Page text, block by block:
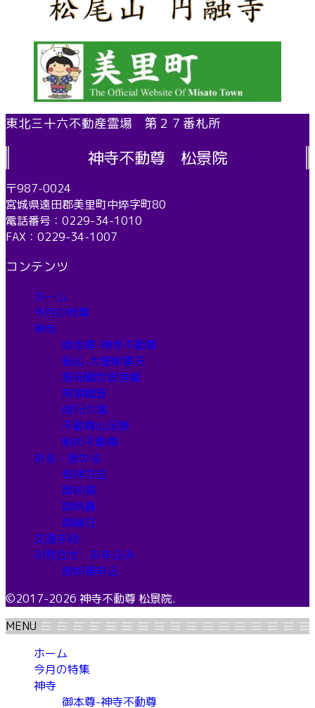
東北三十六不動産霊場 第２７番札所
神寺不動尊 松景院
〒987-0024
宮城県遠田郡美里町中埣字町80
電話番号：0229-34-1010
FAX：0229-34-1007
コンテンツ
ホーム
今月の特集
神寺
御本尊-神寺不動尊
秘仏-大聖歓喜天
慈母観世音菩薩
馬頭観音
修行の滝
不動尊仏足跡
納め不動尊
祈る・授かる
参拝方法
御祈祷
御供養
御縁日
交通手段
お問合せ・お申込み
御祈祷申込
©2017-2026 神寺不動尊 松景院.
MENU
ホーム
今月の特集
神寺
御本尊-神寺不動尊